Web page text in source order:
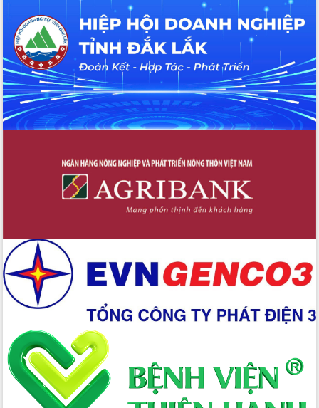
Hội thảo khoa học “Giải pháp thúc đẩy
phát triển nền kinh tế xanh tại tỉnh
Đắk Lắk”
Tăng cường giám sát, đôn đốc thực
hiện nhiệm vụ quản lý tài sản công
hàng tuần
Tháo gỡ những vướng mắc, đẩy mạnh
công tác cải cách thủ tục hành chính
tại Trung tâm Phục vụ hành chính
Đắk Lắk: Tôn vinh 46 giải pháp tại Hội
thi Sáng tạo Kỹ thuật 2024 - 2025
Đắk Lắk rà soát, điều chỉnh Đề án 190
về phát triển nuôi trồng thủy sản
Trương Công Thái kiểm tra thực địa
Dự án cao tốc Khánh Hòa - Buôn Ma
Thuột
Định vị cà phê Việt Nam như một “di
sản sống” trong dòng chảy toàn cầu
Xây dựng nông thôn mới: Nâng cao đời
sống người dân từ những mô hình thiết
thực
Quyết liệt tháo gỡ vướng mắc, đẩy
nhanh tiến độ các dự án trọng điểm
trong Khu kinh tế Nam Phú Yên